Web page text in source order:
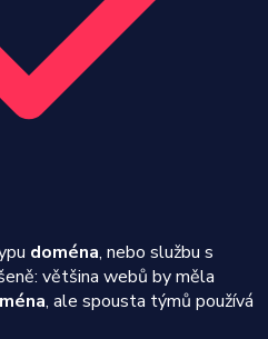
doména, nebo službu s
většina webů by měla
, ale spousta týmů používá